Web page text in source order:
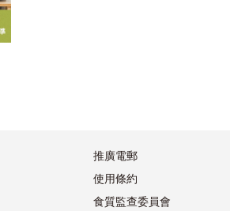
推廣電郵
使用條約
食質監查委員會